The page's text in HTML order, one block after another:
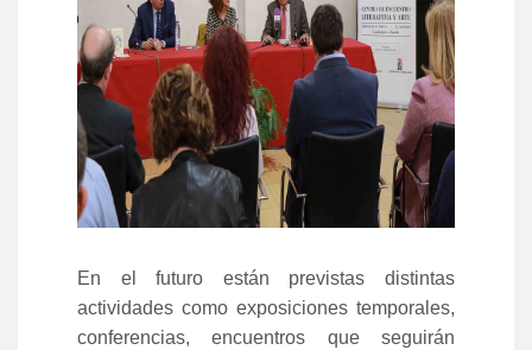
En el futuro están previstas distintas
actividades como exposiciones temporales,
conferencias, encuentros que seguirán